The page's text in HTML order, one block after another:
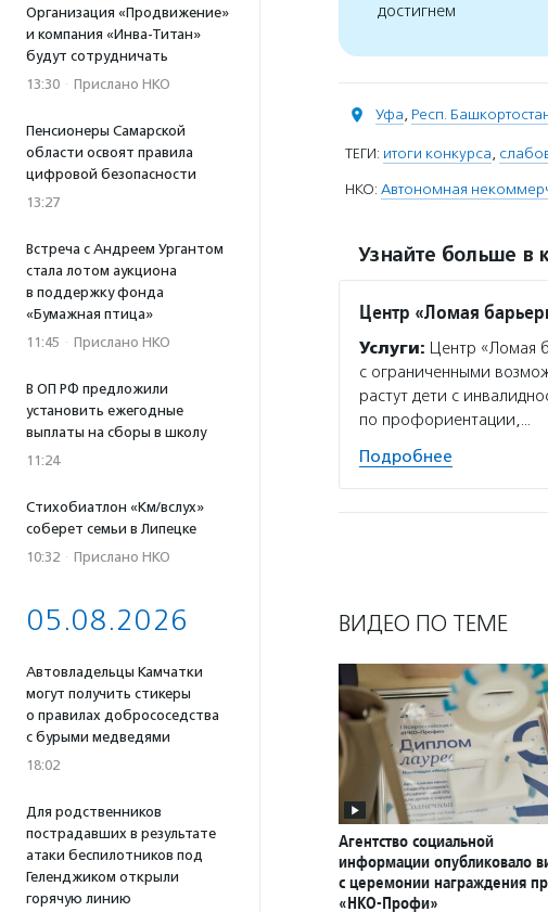
Организация «Продвижение»
и компания «Инва-Титан»
будут сотрудничать
13:30 · Прислано НКО
Пенсионеры Самарской
области освоят правила
цифровой безопасности
13:27
Встреча с Андреем Ургантом
стала лотом аукциона
в поддержку фонда
«Бумажная птица»
11:45 · Прислано НКО
В ОП РФ предложили
установить ежегодные
выплаты на сборы в школу
11:24
Стихобиатлон «Км/вслух»
соберет семьи в Липецке
10:32 · Прислано НКО
05.08.2026
Автовладельцы Камчатки
могут получить стикеры
о правилах добрососедства
с бурыми медведями
18:02
Для родственников
пострадавших в результате
атаки беспилотников под
Геленджиком открыли
горячую линию
достигнем
Уфа, Респ.
ТЕГИ: итоги конкурса,
НКО: Автономная
Узнайте больше в
Центр «Ломая
Услуги: Центр «Ломая
с ограниченными
растут дети с
по профориентации,…
Подробнее
ВИДЕО ПО ТЕМЕ
Агентство социальной
информации опубликовало
с церемонии награждения
«НКО-Профи»